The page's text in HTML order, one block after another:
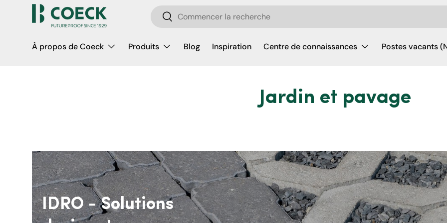
Aller au contenu Recherche
Rechercher
À propos de Coeck Produits Blog Inspiration Centre de connaissances Postes vacants
Jardin et pavage
IDRO - Solutions